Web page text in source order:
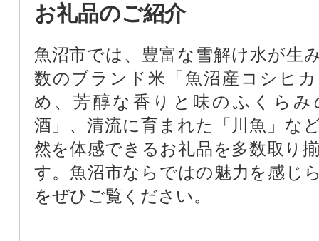
お礼品のご紹介
魚沼市では、豊富な雪解け水が生
数のブランド米「魚沼産コシヒ
め、芳醇な香りと味のふくらみ
酒」、清流に育まれた「川魚」な
然を体感できるお礼品を多数取り
す。魚沼市ならではの魅力を感じ
をぜひご覧ください。